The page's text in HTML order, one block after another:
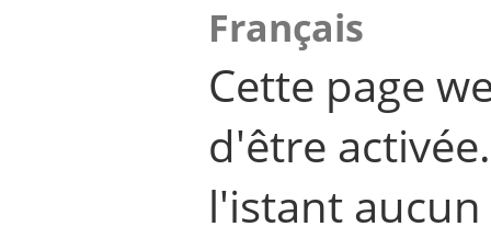
Français
Cette page
d'être
l'istant